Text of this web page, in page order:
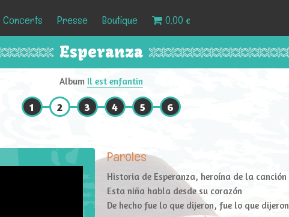
Concerts Presse Boutique 0,00 €
Esperanza
Album Il est enfantin
1 2 3 4 5 6
Paroles
Historia de Esperanza, heroína de la canción
Esta niña habla desde su corazón
De hecho fue lo que dijeron, fue lo que dijeron